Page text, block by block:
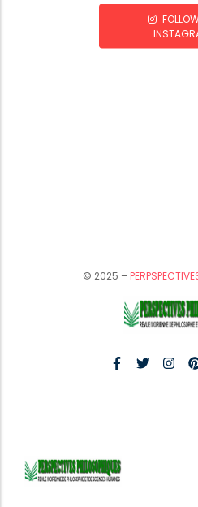
© 2025 –